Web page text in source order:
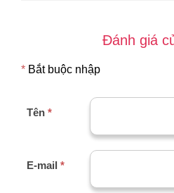
Đánh giá
* Bắt buộc nhập
Tên *
E-mail *